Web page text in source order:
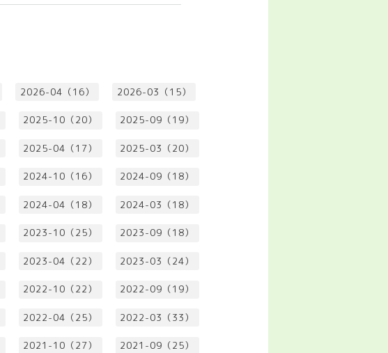
2026-04（16） 2026-03（15）
2025-10（20） 2025-09（19）
2025-04（17） 2025-03（20）
2024-10（16） 2024-09（18）
2024-04（18） 2024-03（18）
2023-10（25） 2023-09（18）
2023-04（22） 2023-03（24）
2022-10（22） 2022-09（19）
2022-04（25） 2022-03（33）
2021-10（27） 2021-09（25）